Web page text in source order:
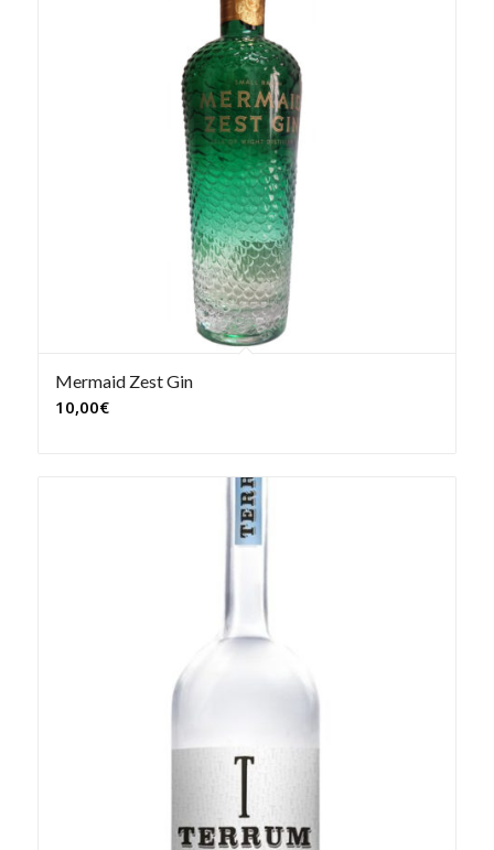
Mermaid Zest Gin
10,00€